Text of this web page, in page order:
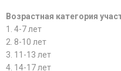
Возрастная категория
1. 4-7 лет
2. 8-10 лет
3. 11-13 лет
4. 14-17 лет